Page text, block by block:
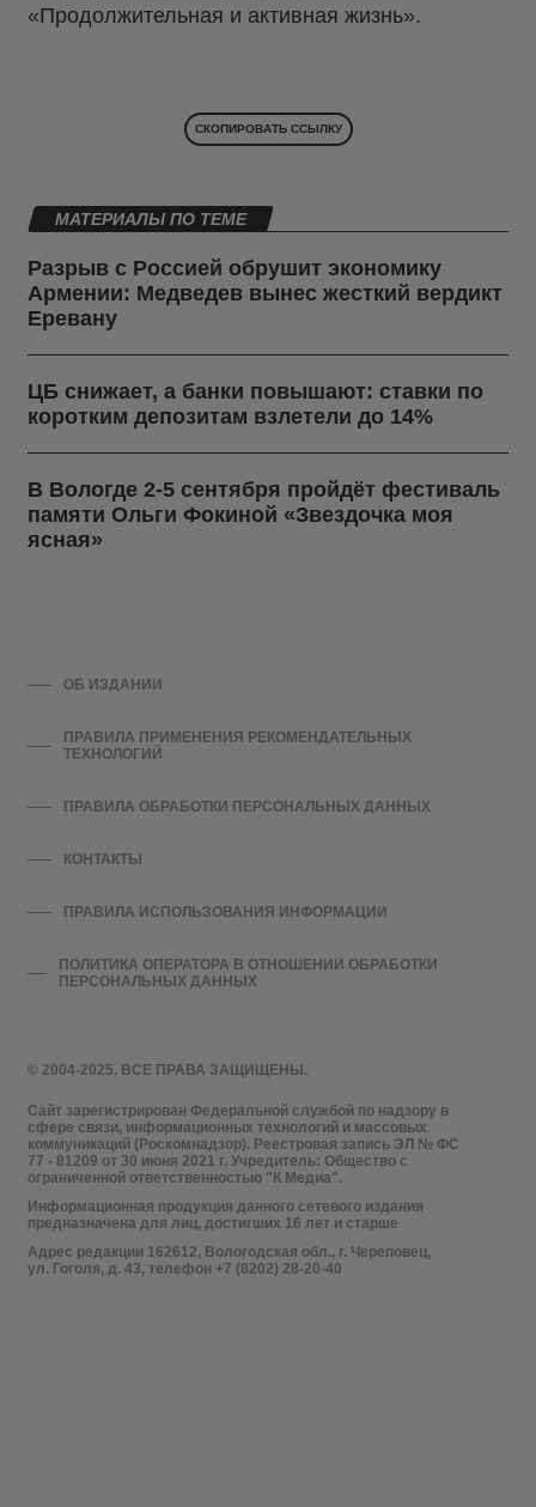
«Продолжительная и активная жизнь».
СКОПИРОВАТЬ ССЫЛКУ
МАТЕРИАЛЫ ПО ТЕМЕ
Разрыв с Россией обрушит экономику
Армении: Медведев вынес жесткий вердикт
Еревану
ЦБ снижает, а банки повышают: ставки по
коротким депозитам взлетели до 14%
В Вологде 2-5 сентября пройдёт фестиваль
памяти Ольги Фокиной «Звездочка моя
ясная»
© 2004-2025. ВСЕ ПРАВА ЗАЩИЩЕНЫ.
Сайт зарегистрирован Федеральной службой по надзору в
сфере связи, информационных технологий и массовых
коммуникаций (Роскомнадзор). Реестровая запись ЭЛ № ФС
77 - 81209 от 30 июня 2021 г. Учредитель: Общество с
ограниченной ответственностью "К Медиа".
Информационная продукция данного сетевого издания
предназначена для лиц, достигших 16 лет и старше
Адрес редакции 162612, Вологодская обл., г. Череповец,
ул. Гоголя, д. 43, телефон +7 (8202) 28-20-40
ОБ ИЗДАНИИ
ПРАВИЛА ПРИМЕНЕНИЯ РЕКОМЕНДАТЕЛЬНЫХ
ТЕХНОЛОГИЙ
ПРАВИЛА ОБРАБОТКИ ПЕРСОНАЛЬНЫХ ДАННЫХ
КОНТАКТЫ
ПРАВИЛА ИСПОЛЬЗОВАНИЯ ИНФОРМАЦИИ
ПОЛИТИКА ОПЕРАТОРА В ОТНОШЕНИИ ОБРАБОТКИ
ПЕРСОНАЛЬНЫХ ДАННЫХ